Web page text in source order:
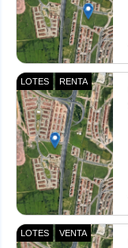
LOTES RENTA
LOTES VENTA